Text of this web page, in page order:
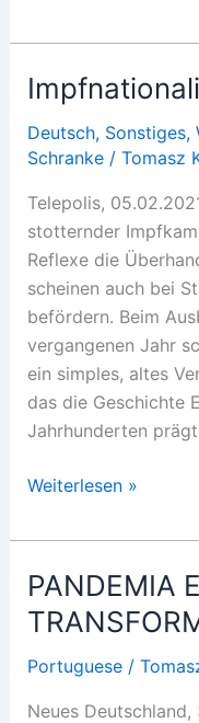
cobertura,
GameStop
e
os
pequenos
do
Reddit:
a
grande
bonança
da
Blackrock
Deutsch, Sonstiges,
Schranke/ Tomasz
Telepolis,
stotternder
Reflexe die
scheinen auch bei
befördern. Beim
vergangenen Jahr
ein simples, altes
das die Geschichte
Jahrhunderten
Impfnationalismus
Aufwind
Weiterlesen »
PANDEMIA E
Portuguese/
Neues